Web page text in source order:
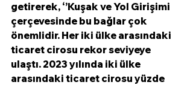
getirerek, ‘’Kuşak ve Yol Girişimi
çerçevesinde bu bağlar çok
önemlidir. Her iki ülke arasındaki
ticaret cirosu rekor seviyeye
ulaştı. 2023 yılında iki ülke
arasındaki ticaret cirosu yüzde